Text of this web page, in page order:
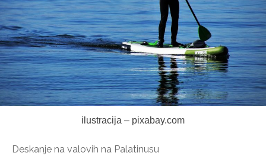
ilustracija – pixabay.com
Deskanje na valovih na Palatinusu